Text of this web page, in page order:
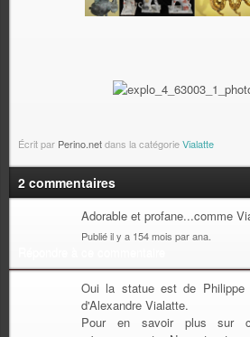
Écrit par Perino.netdans la catégorieVialatte
2 commentaires
Adorable et profane...comme
Publié il y a 154 mois par ana.
Oui la statue est de Philippe
d'Alexandre Vialatte.
Pour en savoir plus sur